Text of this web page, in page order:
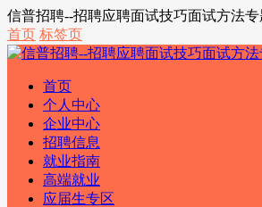
信普招聘--招聘应聘面试技巧面试方法
首页 标签页
首页
个人中心
企业中心
招聘信息
就业指南
高端就业
应届生专区